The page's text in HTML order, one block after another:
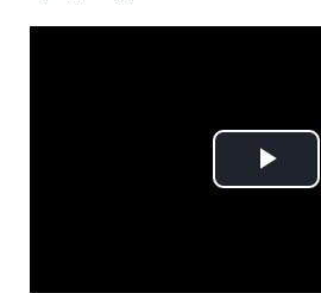
Play